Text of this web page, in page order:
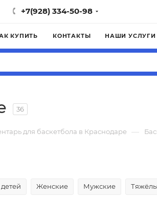
+7(928) 334-50-98
КУПИТЬ КОНТАКТЫ НАШИ УСЛУГИ
36
для баскетбола в Краснодаре —
Женские Мужские